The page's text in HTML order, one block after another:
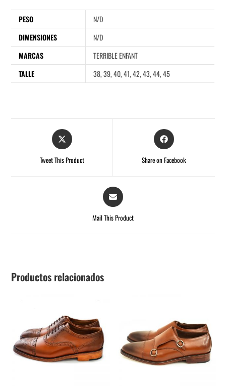
PESO
N/D
DIMENSIONES
N/D
MARCAS
TERRIBLE ENFANT
TALLE
38, 39, 40, 41, 42, 43, 44, 45
Tweet This Product Share on Facebook
Mail This Product
Productos relacionados